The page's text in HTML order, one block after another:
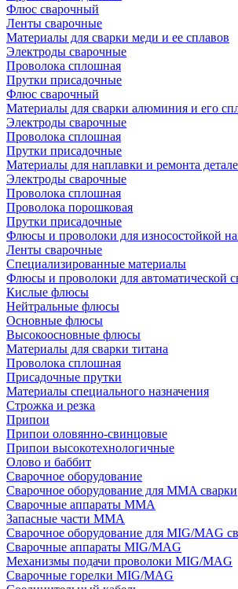
Флюс сварочный
Ленты сварочные
Материалы для сварки меди и ее сплавов
Электроды сварочные
Проволока сплошная
Прутки присадочные
Флюс сварочный
Материалы для сварки алюминия и его
Электроды сварочные
Проволока сплошная
Прутки присадочные
Материалы для наплавки и ремонта
Электроды сварочные
Проволока сплошная
Проволока порошковая
Прутки присадочные
Флюсы и проволоки для износостойкой
Ленты сварочные
Специализированные материалы
Флюсы и проволоки для автоматической
Кислые флюсы
Нейтральные флюсы
Основные флюсы
Высокоосновные флюсы
Материалы для сварки титана
Проволока сплошная
Присадочные прутки
Материалы специального назначения
Строжка и резка
Припои
Припои оловянно-свинцовые
Припои высокотехнологичные
Олово и баббит
Сварочное оборудование
Сварочное оборудование для MMA сварки
Сварочные аппараты MMA
Запасные части MMA
Сварочное оборудование для MIG/MAG
Сварочные аппараты MIG/MAG
Механизмы подачи проволоки MIG/MAG
Сварочные горелки MIG/MAG